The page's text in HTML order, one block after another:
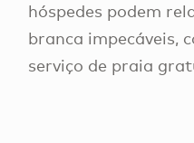
hóspedes podem
branca impecáveis,
serviço de praia